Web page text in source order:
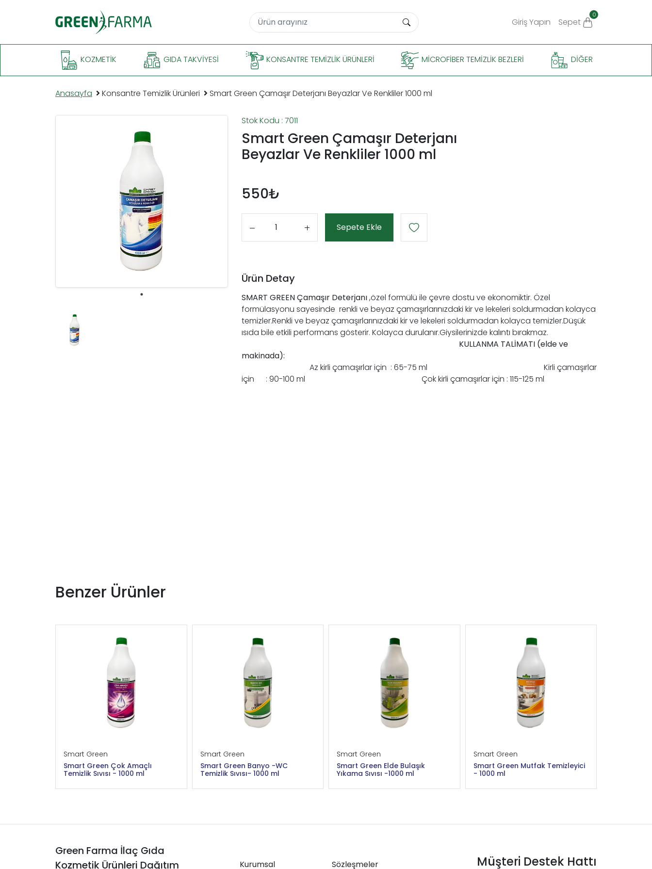
Giriş Yapın Sepet
0
KOZMETIK GIDA TAKVIYESI KONSANTRE TEMIZLIK ÜRÜNLERI MICROFIBER TEMIZLIK BEZLERI DIĞER
Anasayfa Konsantre Temizlik Ürünleri Smart Green Çamaşır Deterjanı Beyazlar Ve Renkliler 1000 ml
Stok Kodu : 7011
Smart Green Çamaşır Deterjanı
Beyazlar Ve Renkliler 1000 ml
550₺
Sepete Ekle
Ürün Detay
SMART GREEN Çamaşır Deterjanı,özel formülü ile çevre dostu ve ekonomiktir. Özel
formülasyonu sayesinde renkli ve beyaz çamaşırlarınızdaki kir ve lekeleri soldurmadan kolayca
temizler.Renkli ve beyaz çamaşırlarınızdaki kir ve lekeleri soldurmadan kolayca temizler.Düşük
ısıda bile etkili performans gösterir. Kolayca durulanır.Giysilerinizde kalıntı bırakmaz.
KULLANMA TALİMATI (elde ve
makinada):
Az kirli çamaşırlar için : 65-75 ml Kirli çamaşırlar
için : 90-100 ml Çok kirli çamaşırlar için : 115-125 ml
Benzer Ürünler
Smart Green
Smart Green Çok Amaçlı
Temizlik Sıvısı - 1000 ml
Smart Green
Smart Green Banyo -WC
Temizlik Sıvısı- 1000 ml
Smart Green
Smart Green Elde Bulaşık
Yıkama Sıvısı -1000 ml
Smart Green
Smart Green Mutfak Temizleyici
- 1000 ml
Green Farma İlaç Gıda
Kozmetik Ürünleri Dağıtım
Kurumsal Sözleşmeler Müşteri Destek Hattı